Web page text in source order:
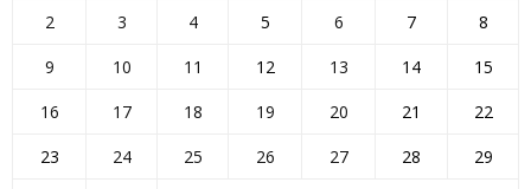
2
3 4 5 6 7
8
9
10 11 12 13 14
15
16
17 18 19 20 21
22
23
24 25 26 27 28
29